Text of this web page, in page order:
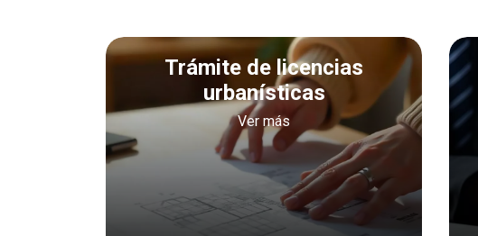
Trámite de licencias
urbanísticas
Ver más